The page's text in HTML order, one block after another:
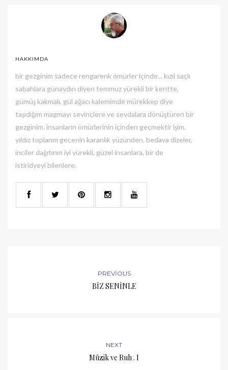
HAKKIMDA
bir gezginim sadece rengarenk ömürler içinde... kızıl saçlı
sabahlara günaydın diyen temmuz yürekli bir kentte,
gümüş kakmalı, gül ağacı kalemimde mürekkep diye
taşıdığım magmayı sevinçlere ve sevdalara dönüştüren bir
gezginim. insanların ömürlerinin içinden geçmektir işim.
yıldız toplarım gecenin karanlık yüzünden. bedava dizeler,
inciler dağıtırım iyi yürekli, güzel insanlara, bir de
istiridyeyi bilenlere.
PREVIOUS
BİZ SENİNLE
NEXT
Müzik ve Ruh . I